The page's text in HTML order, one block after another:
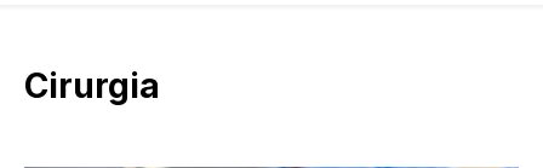
Cirurgia